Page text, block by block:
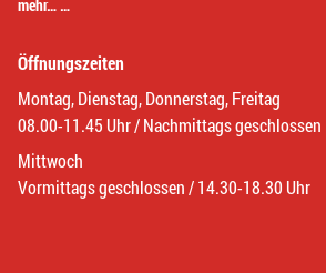
mehr… …
Öffnungszeiten
Montag, Dienstag, Donnerstag, Freitag
08.00-11.45 Uhr / Nachmittags geschlossen
Mittwoch
Vormittags geschlossen / 14.30-18.30 Uhr